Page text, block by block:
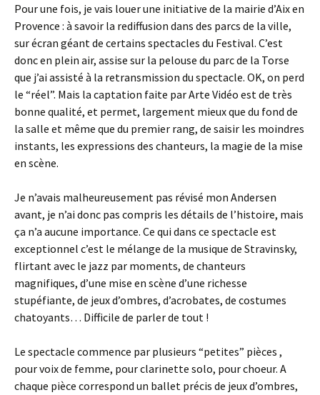
Pour une fois, je vais louer une initiative de la mairie d’Aix en
Provence : à savoir la rediffusion dans des parcs de la ville,
sur écran géant de certains spectacles du Festival. C’est
donc en plein air, assise sur la pelouse du parc de la Torse
que j’ai assisté à la retransmission du spectacle. OK, on perd
le “réel”. Mais la captation faite par Arte Vidéo est de très
bonne qualité, et permet, largement mieux que du fond de
la salle et même que du premier rang, de saisir les moindres
instants, les expressions des chanteurs, la magie de la mise
en scène.
Je n’avais malheureusement pas révisé mon Andersen
avant, je n’ai donc pas compris les détails de l’histoire, mais
ça n’a aucune importance. Ce qui dans ce spectacle est
exceptionnel c’est le mélange de la musique de Stravinsky,
flirtant avec le jazz par moments, de chanteurs
magnifiques, d’une mise en scène d’une richesse
stupéfiante, de jeux d’ombres, d’acrobates, de costumes
chatoyants… Difficile de parler de tout !
Le spectacle commence par plusieurs “petites” pièces ,
pour voix de femme, pour clarinette solo, pour choeur. A
chaque pièce correspond un ballet précis de jeux d’ombres,